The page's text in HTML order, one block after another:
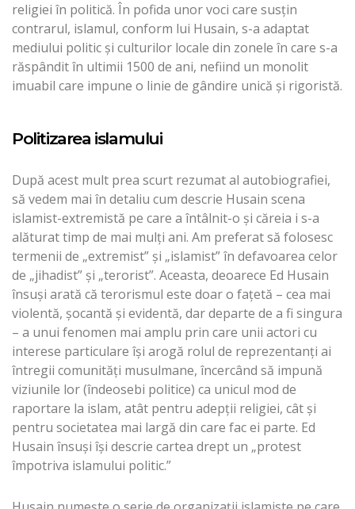
religiei în politică. În pofida unor voci care susțin
contrarul, islamul, conform lui Husain, s-a adaptat
mediului politic și culturilor locale din zonele în care s-a
răspândit în ultimii 1500 de ani, nefiind un monolit
imuabil care impune o linie de gândire unică și rigoristă.
Politizarea islamului
După acest mult prea scurt rezumat al autobiografiei,
să vedem mai în detaliu cum descrie Husain scena
islamist-extremistă pe care a întâlnit-o și căreia i s-a
alăturat timp de mai mulți ani. Am preferat să folosesc
termenii de „extremist” și „islamist” în defavoarea celor
de „jihadist” și „terorist”. Aceasta, deoarece Ed Husain
însuși arată că terorismul este doar o fațetă – cea mai
violentă, șocantă și evidentă, dar departe de a fi singura
– a unui fenomen mai amplu prin care unii actori cu
interese particulare își arogă rolul de reprezentanți ai
întregii comunități musulmane, încercând să impună
viziunile lor (îndeosebi politice) ca unicul mod de
raportare la islam, atât pentru adepții religiei, cât și
pentru societatea mai largă din care fac ei parte. Ed
Husain însuși își descrie cartea drept un „protest
împotriva islamului politic.”